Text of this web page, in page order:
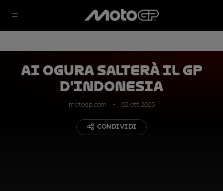
Ai Ogura salterà il GP
d'Indonesia
motogp.com 02 ott 2025
CONDIVIDI